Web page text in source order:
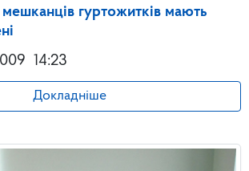
гуртожитків мають
14:23
Докладніше